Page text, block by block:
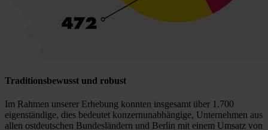
Traditionsbewusst und robust
Im Rahmen unserer Erhebung konnten insgesamt über 1.700
eigenständige, dies bedeutet konzernunabhängige, Unternehmen aus
allen ostdeutschen Bundesländern und Berlin mit einem Umsatz von